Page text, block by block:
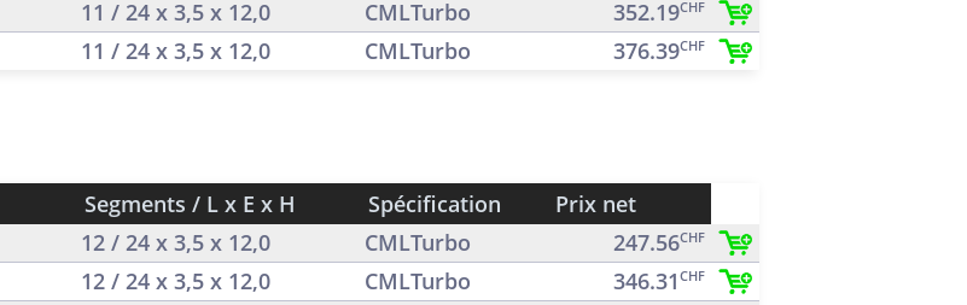
11 / 24 x 3,5 x 12,0 CMLTurbo 352.19CHF
11 / 24 x 3,5 x 12,0 CMLTurbo 376.39CHF
Segments / L x E x H Spécification
Prix net
12 / 24 x 3,5 x 12,0 CMLTurbo 247.56CHF
12 / 24 x 3,5 x 12,0 CMLTurbo 346.31 CHF